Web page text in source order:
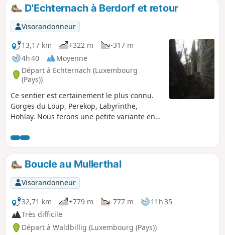
D'Echternach à Berdorf et retour
Visorandonneur
13,17 km
+322 m
-317 m
4h 40
Moyenne
Départ à Echternach (Luxembourg
(Pays))
Ce sentier est certainement le plus connu.
Gorges du Loup, Perekop, Labyrinthe,
Hohlay. Nous ferons une petite variante en
découvertes.
Boucle au Mullerthal
Visorandonneur
32,71 km
+779 m -777 m
11h 35
Très difficile
Départ à Waldbillig (Luxembourg (Pays))